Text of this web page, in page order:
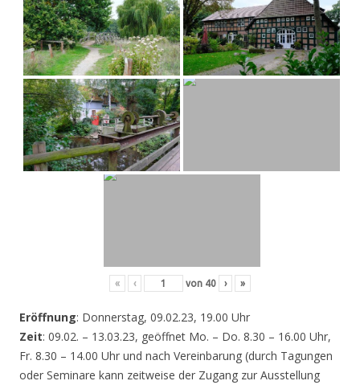
« ‹ von 40 › »
Eröffnung: Donnerstag, 09.02.23, 19.00 Uhr
Zeit: 09.02. – 13.03.23, geöffnet Mo. – Do. 8.30 – 16.00 Uhr,
Fr. 8.30 – 14.00 Uhr und nach Vereinbarung (durch Tagungen
oder Seminare kann zeitweise der Zugang zur Ausstellung